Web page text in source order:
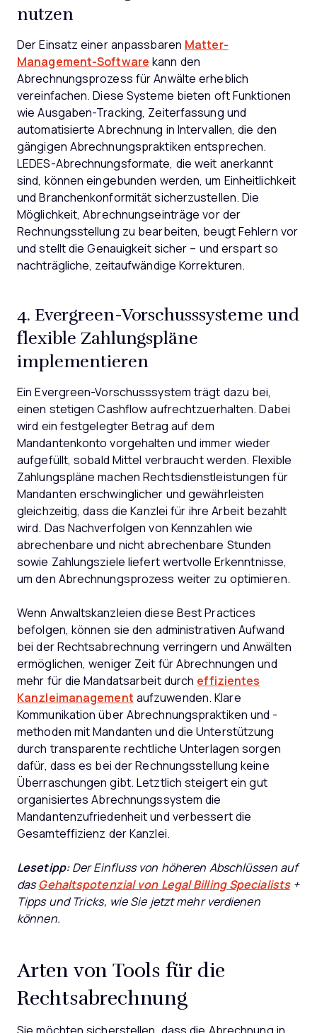
nutzen
Der Einsatz einer anpassbaren Matter-
Management-Software kann den
Abrechnungsprozess für Anwälte erheblich
vereinfachen. Diese Systeme bieten oft Funktionen
wie Ausgaben-Tracking, Zeiterfassung und
automatisierte Abrechnung in Intervallen, die den
gängigen Abrechnungspraktiken entsprechen.
LEDES-Abrechnungsformate, die weit anerkannt
sind, können eingebunden werden, um Einheitlichkeit
und Branchenkonformität sicherzustellen. Die
Möglichkeit, Abrechnungseinträge vor der
Rechnungsstellung zu bearbeiten, beugt Fehlern vor
und stellt die Genauigkeit sicher – und erspart so
nachträgliche, zeitaufwändige Korrekturen.
4. Evergreen-Vorschusssysteme und
flexible Zahlungspläne
implementieren
Ein Evergreen-Vorschusssystem trägt dazu bei,
einen stetigen Cashflow aufrechtzuerhalten. Dabei
wird ein festgelegter Betrag auf dem
Mandantenkonto vorgehalten und immer wieder
aufgefüllt, sobald Mittel verbraucht werden. Flexible
Zahlungspläne machen Rechtsdienstleistungen für
Mandanten erschwinglicher und gewährleisten
gleichzeitig, dass die Kanzlei für ihre Arbeit bezahlt
wird. Das Nachverfolgen von Kennzahlen wie
abrechenbare und nicht abrechenbare Stunden
sowie Zahlungsziele liefert wertvolle Erkenntnisse,
um den Abrechnungsprozess weiter zu optimieren.
Wenn Anwaltskanzleien diese Best Practices
befolgen, können sie den administrativen Aufwand
bei der Rechtsabrechnung verringern und Anwälten
ermöglichen, weniger Zeit für Abrechnungen und
mehr für die Mandatsarbeit durch effizientes
Kanzleimanagement aufzuwenden. Klare
Kommunikation über Abrechnungspraktiken und -
methoden mit Mandanten und die Unterstützung
durch transparente rechtliche Unterlagen sorgen
dafür, dass es bei der Rechnungsstellung keine
Überraschungen gibt. Letztlich steigert ein gut
organisiertes Abrechnungssystem die
Mandantenzufriedenheit und verbessert die
Gesamteffizienz der Kanzlei.
Lesetipp: Der Einfluss von höheren Abschlüssen auf
dasGehaltspotenzial von Legal Billing Specialists +
Tipps und Tricks, wie Sie jetzt mehr verdienen
können.
Arten von Tools für die
Rechtsabrechnung
Sie möchten sicherstellen, dass die Abrechnung in